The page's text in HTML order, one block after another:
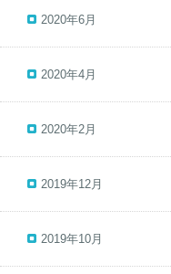
2020年6月
2020年4月
2020年2月
2019年12月
2019年10月